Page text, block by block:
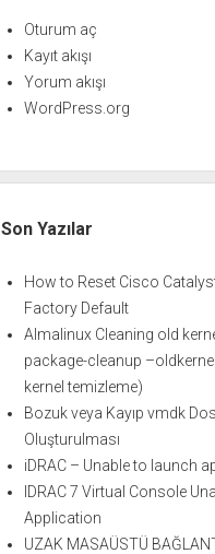
Oturum aç
Kayıt akışı
Yorum akışı
WordPress.org
Son Yazılar
How to Reset Cisco
Factory Default
Almalinux Cleaning old
package-cleanup
kernel temizleme)
Bozuk veya Kayıp vmdk
Oluşturulması
iDRAC – Unable to launch
IDRAC 7 Virtual Console
Application
UZAK MASAÜSTÜ